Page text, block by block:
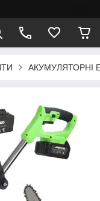
АКУМУЛЯТОРНІ